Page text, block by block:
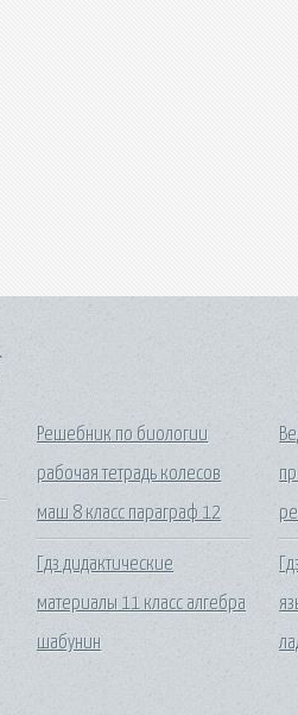
Решебник по биологии
рабочая тетрадь колесов
маш 8 класс параграф 12
Гдз дидактические
материалы 11 класс алгебра
шабунин